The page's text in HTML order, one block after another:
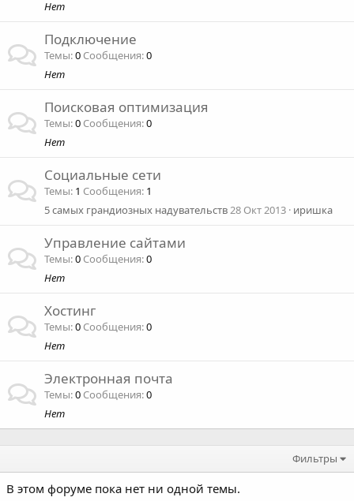
Нет
Подключение
Темы 0 Сообщения 0
Нет
Поисковая оптимизация
Темы 0 Сообщения 0
Нет
Социальные сети
Темы 1 Сообщения 1
5 самых грандиозных надувательств28 Окт 2013 иришка
Управление сайтами
Темы 0 Сообщения 0
Нет
Хостинг
Темы 0 Сообщения 0
Нет
Электронная почта
Темы 0 Сообщения 0
Нет
Фильтры
В этом форуме пока нет ни одной темы.